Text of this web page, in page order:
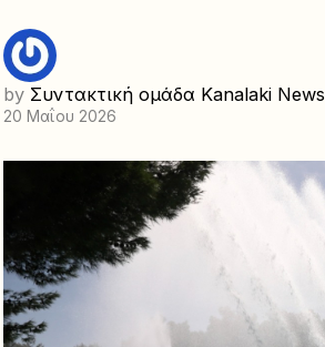
by Συντακτική ομάδα Kanalaki News
20 Μαΐου 2026